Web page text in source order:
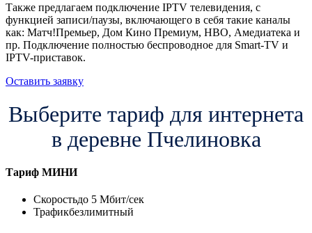
Также предлагаем подключение IPTV телевидения, с
функцией записи/паузы, включающего в себя такие каналы
как: Матч!Премьер, Дом Кино Премиум, HBO, Амедиатека и
пр. Подключение полностью беспроводное для Smart-TV и
IPTV-приставок.
Оставить заявку
Выберите тариф для интернета
в деревне Пчелиновка
Тариф МИНИ
Скоростьдо 5 Мбит/сек
Трафикбезлимитный